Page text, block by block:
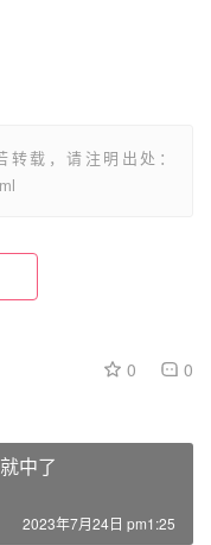
载，请注明出处：
0 0
中了
2023年7月24日 pm1:25